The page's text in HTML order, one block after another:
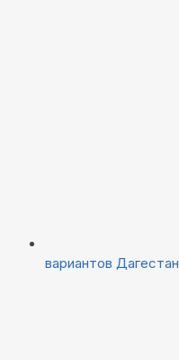
вариантов Дагестан